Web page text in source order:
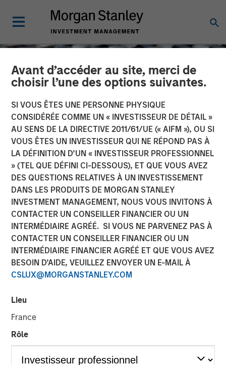
Avant d’accéder au site, merci de
choisir l’une des options suivantes.
SI VOUS ÊTES UNE PERSONNE PHYSIQUE
CONSIDÉRÉE COMME UN « INVESTISSEUR DE DÉTAIL »
AU SENS DE LA DIRECTIVE 2011/61/UE (« AIFM »), OU SI
VOUS ÊTES UN INVESTISSEUR QUI NE RÉPOND PAS À
LA DÉFINITION D’UN « INVESTISSEUR PROFESSIONNEL
» (TEL QUE DÉFINI CI-DESSOUS), ET QUE VOUS AVEZ
DES QUESTIONS RELATIVES À UN INVESTISSEMENT
DANS LES PRODUITS DE MORGAN STANLEY
INVESTMENT MANAGEMENT, NOUS VOUS INVITONS À
CONTACTER UN CONSEILLER FINANCIER OU UN
INTERMÉDIAIRE AGRÉÉ. SI VOUS NE PARVENEZ PAS À
CONTACTER UN CONSEILLER FINANCIER OU UN
INTERMÉDIAIRE FINANCIER AGRÉÉ ET QUE VOUS AVEZ
BESOIN D’AIDE, VEUILLEZ ENVOYER UN E-MAIL À
CSLUX@MORGANSTANLEY.COM
Lieu
France
Rôle
CONSILIENT OBSERVER INSIGHTS
Intangibles and Earnings
12 AVRIL 2022
Managing Director
Dan Callahan, CFA
Vice President